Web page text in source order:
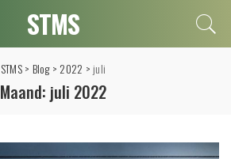
STMS
STMS> Blog> 2022 > juli
Maand: juli 2022